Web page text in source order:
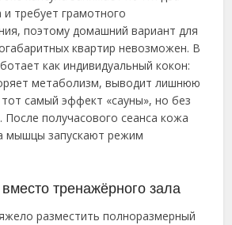
требует грамотного
поэтому домашний вариант для
квартир невозможен. В
как индивидуальный кокон:
метаболизм, выводит лишнюю
самый эффект «сауны», но без
После получасового сеанса кожа
мышцы запускают режим
тренажёрного зала
разместить полноразмерный